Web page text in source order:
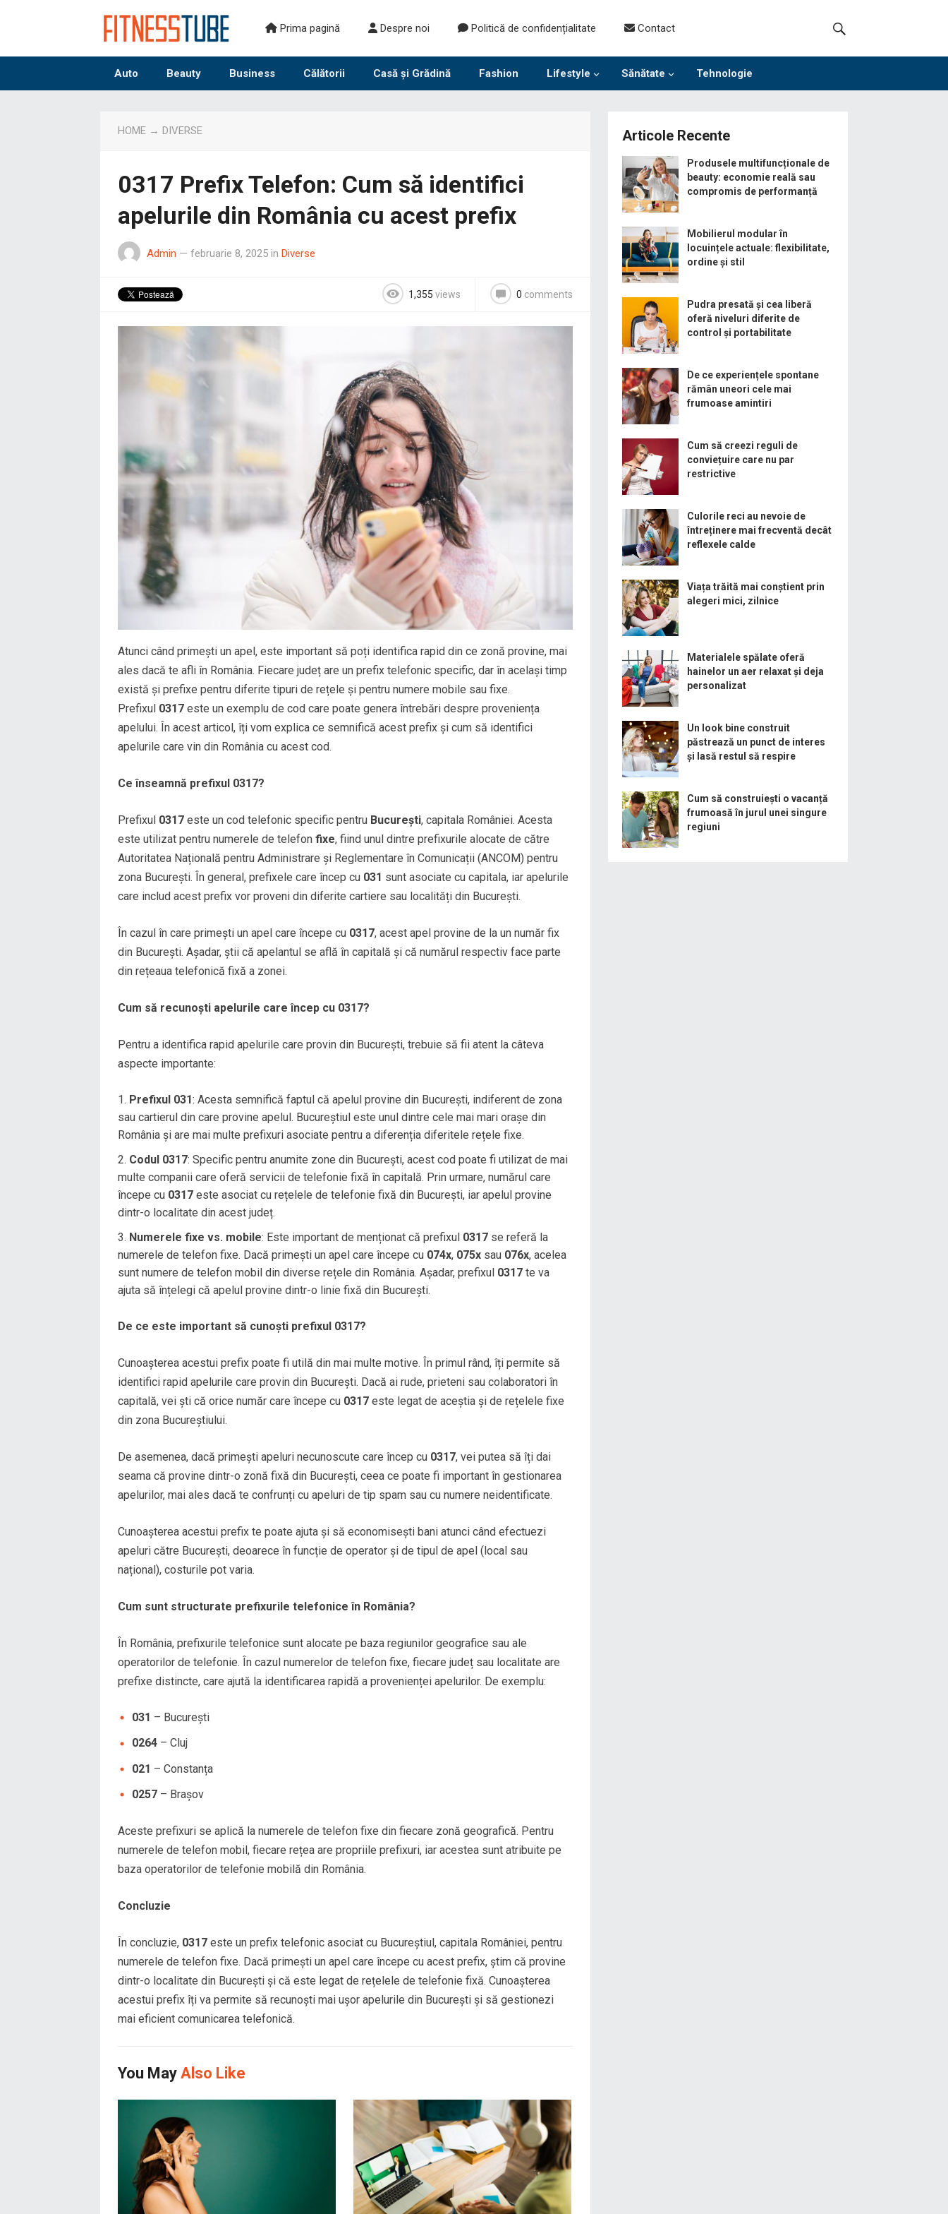
Prima pagină Despre noi Politică de confidențialitate Contact
Auto Beauty Business Călătorii Casă și Grădină Fashion Lifestyle Sănătate Tehnologie
HOME → DIVERSE
0317 Prefix Telefon: Cum să identifici
apelurile din România cu acest prefix
Admin — februarie 8, 2025 in Diverse
1,355 views 0 comments
Atunci când primești un apel, este important să poți identifica rapid din ce zonă provine, mai
ales dacă te afli în România. Fiecare județ are un prefix telefonic specific, dar în același timp
există și prefixe pentru diferite tipuri de rețele și pentru numere mobile sau fixe.
Prefixul 0317 este un exemplu de cod care poate genera întrebări despre proveniența
apelului. În acest articol, îți vom explica ce semnifică acest prefix și cum să identifici
apelurile care vin din România cu acest cod.
Ce înseamnă prefixul 0317?
Prefixul 0317 este un cod telefonic specific pentru București, capitala României. Acesta
este utilizat pentru numerele de telefon fixe, fiind unul dintre prefixurile alocate de către
Autoritatea Națională pentru Administrare și Reglementare în Comunicații (ANCOM) pentru
zona București. În general, prefixele care încep cu 031 sunt asociate cu capitala, iar apelurile
care includ acest prefix vor proveni din diferite cartiere sau localități din București.
În cazul în care primești un apel care începe cu 0317, acest apel provine de la un număr fix
din București. Așadar, știi că apelantul se află în capitală și că numărul respectiv face parte
din rețeaua telefonică fixă a zonei.
Cum să recunoști apelurile care încep cu 0317?
Pentru a identifica rapid apelurile care provin din București, trebuie să fii atent la câteva
aspecte importante:
Prefixul 031: Acesta semnifică faptul că apelul provine din București, indiferent de zona
sau cartierul din care provine apelul. Bucureștiul este unul dintre cele mai mari orașe din
România și are mai multe prefixuri asociate pentru a diferenția diferitele rețele fixe.
Codul 0317: Specific pentru anumite zone din București, acest cod poate fi utilizat de mai
multe companii care oferă servicii de telefonie fixă în capitală. Prin urmare, numărul care
începe cu 0317 este asociat cu rețelele de telefonie fixă din București, iar apelul provine
dintr-o localitate din acest județ.
Numerele fixe vs. mobile: Este important de menționat că prefixul 0317 se referă la
numerele de telefon fixe. Dacă primești un apel care începe cu 074x, 075x sau 076x, acelea
sunt numere de telefon mobil din diverse rețele din România. Așadar, prefixul 0317 te va
ajuta să înțelegi că apelul provine dintr-o linie fixă din București.
De ce este important să cunoști prefixul 0317?
Cunoașterea acestui prefix poate fi utilă din mai multe motive. În primul rând, îți permite să
identifici rapid apelurile care provin din București. Dacă ai rude, prieteni sau colaboratori în
capitală, vei ști că orice număr care începe cu 0317 este legat de aceștia și de rețelele fixe
din zona Bucureștiului.
De asemenea, dacă primești apeluri necunoscute care încep cu 0317, vei putea să îți dai
seama că provine dintr-o zonă fixă din București, ceea ce poate fi important în gestionarea
apelurilor, mai ales dacă te confrunți cu apeluri de tip spam sau cu numere neidentificate.
Cunoașterea acestui prefix te poate ajuta și să economisești bani atunci când efectuezi
apeluri către București, deoarece în funcție de operator și de tipul de apel (local sau
național), costurile pot varia.
Cum sunt structurate prefixurile telefonice în România?
În România, prefixurile telefonice sunt alocate pe baza regiunilor geografice sau ale
operatorilor de telefonie. În cazul numerelor de telefon fixe, fiecare județ sau localitate are
prefixe distincte, care ajută la identificarea rapidă a provenienței apelurilor. De exemplu:
031 – București
0264 – Cluj
021 – Constanța
0257 – Brașov
Aceste prefixuri se aplică la numerele de telefon fixe din fiecare zonă geografică. Pentru
numerele de telefon mobil, fiecare rețea are propriile prefixuri, iar acestea sunt atribuite pe
baza operatorilor de telefonie mobilă din România.
Concluzie
În concluzie, 0317 este un prefix telefonic asociat cu Bucureștiul, capitala României, pentru
numerele de telefon fixe. Dacă primești un apel care începe cu acest prefix, știm că provine
dintr-o localitate din București și că este legat de rețelele de telefonie fixă. Cunoașterea
acestui prefix îți va permite să recunoști mai ușor apelurile din București și să gestionezi
mai eficient comunicarea telefonică.
You May Also Like
Articole Recente
Produsele multifuncționale de
beauty: economie reală sau
compromis de performanță
Mobilierul modular în
locuințele actuale: flexibilitate,
ordine și stil
Pudra presată și cea liberă
oferă niveluri diferite de
control și portabilitate
De ce experiențele spontane
rămân uneori cele mai
frumoase amintiri
Cum să creezi reguli de
conviețuire care nu par
restrictive
Culorile reci au nevoie de
întreținere mai frecventă decât
reflexele calde
Viața trăită mai conștient prin
alegeri mici, zilnice
Materialele spălate oferă
hainelor un aer relaxat și deja
personalizat
Un look bine construit
păstrează un punct de interes
și lasă restul să respire
Cum să construiești o vacanță
frumoasă în jurul unei singure
regiuni